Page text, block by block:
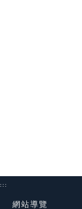
:::
網站導覽